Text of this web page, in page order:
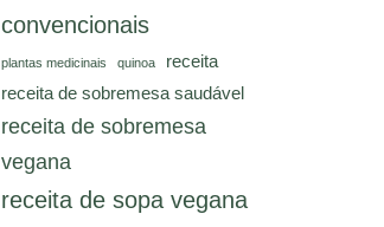
convencionais
plantas medicinais quinoa
receita
receita de sobremesa saudável
receita de sobremesa
vegana
receita de sopa vegana